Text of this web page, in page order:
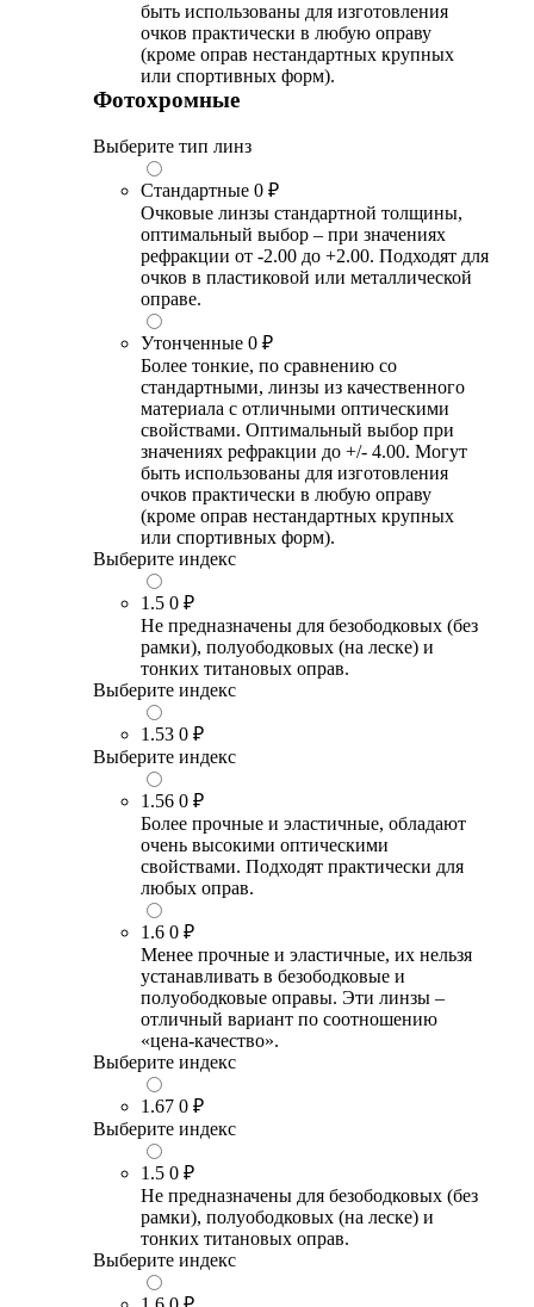
быть использованы для изготовления
очков практически в любую оправу
(кроме оправ нестандартных крупных
или спортивных форм).
Фотохромные
Выберите тип линз
Стандартные 0 ₽
Очковые линзы стандартной толщины,
оптимальный выбор – при значениях
рефракции от -2.00 до +2.00. Подходят для
очков в пластиковой или металлической
оправе.
Утонченные 0 ₽
Более тонкие, по сравнению со
стандартными, линзы из качественного
материала с отличными оптическими
свойствами. Оптимальный выбор при
значениях рефракции до +/- 4.00. Могут
быть использованы для изготовления
очков практически в любую оправу
(кроме оправ нестандартных крупных
или спортивных форм).
Выберите индекс
1.5 0 ₽
Не предназначены для безободковых (без
рамки), полуободковых (на леске) и
тонких титановых оправ.
Выберите индекс
1.53 0 ₽
Выберите индекс
1.56 0 ₽
Более прочные и эластичные, обладают
очень высокими оптическими
свойствами. Подходят практически для
любых оправ.
1.6 0 ₽
Менее прочные и эластичные, их нельзя
устанавливать в безободковые и
полуободковые оправы. Эти линзы –
отличный вариант по соотношению
«цена-качество».
Выберите индекс
1.67 0 ₽
Выберите индекс
1.5 0 ₽
Не предназначены для безободковых (без
рамки), полуободковых (на леске) и
тонких титановых оправ.
Выберите индекс